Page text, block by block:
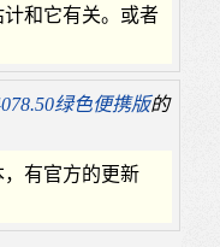
计和它有关。或者
绿色便携版的
，有官方的更新